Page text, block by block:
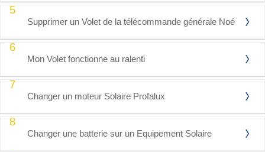
5
Supprimer un Volet de la télécommande générale Noé
6
Mon Volet fonctionne au ralenti
7
Changer un moteur Solaire Profalux
8
Changer une batterie sur un Equipement Solaire